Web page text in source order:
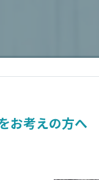
お考えの方へ